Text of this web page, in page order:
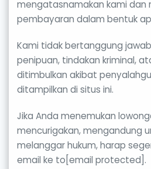
mengatasnamakan kami dan
pembayaran dalam bentuk
Kami tidak bertanggung
penipuan, tindakan kriminal,
ditimbulkan akibat
ditampilkan di situs ini.
Jika Anda menemukan
mencurigakan, mengandung
melanggar hukum, harap
email ke to[email protected].